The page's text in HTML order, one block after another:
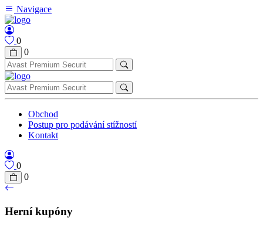
Navigace
0
0
Obchod
Postup pro podávání stížností
Kontakt
0
0
Herní kupóny